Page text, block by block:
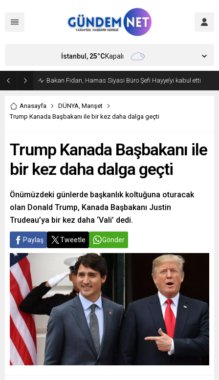
Bakan Fidan, Hamas Siyasi Büro Şefi Hayye’yi kabul etti
İstanbul, 25°CKapalı
Anasayfa DÜNYA, Manşet
Trump Kanada Başbakanı ile bir kez daha dalga geçti
Trump Kanada Başbakanı ile
bir kez daha dalga geçti
Önümüzdeki günlerde başkanlık koltuğuna oturacak
olan Donald Trump, Kanada Başbakanı Justin
Trudeau’ya bir kez daha ‘Vali’ dedi.
Paylaş Tweetle Gönder